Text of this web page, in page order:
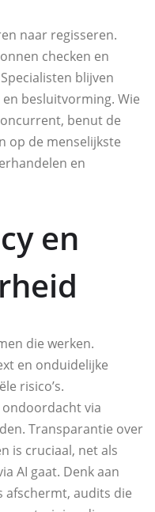
naar regisseren.
checken en
blijven
besluitvorming. Wie
benut de
op de menselijkste
en
en
die werken.
en onduidelijke
risico’s.
via
Transparantie over
is cruciaal, net als
AI gaat. Denk aan
afschermt, audits die